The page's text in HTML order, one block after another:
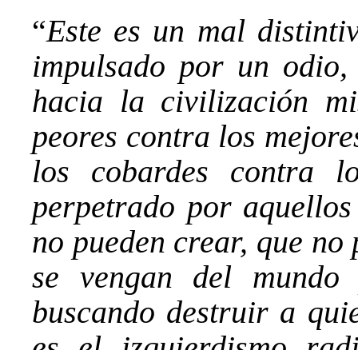
“Este es un mal
impulsado por un
hacia la civilización
peores contra los
los cobardes contra
perpetrado por
no pueden crear, que
se vengan del
buscando destruir a